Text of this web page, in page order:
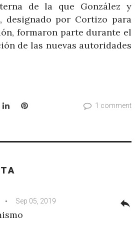
de la que González y
designado por Cortizo para
formaron parte durante el
de las nuevas autoridades
LinkedInPinterest 1 comment
Sep 05, 2019 reply